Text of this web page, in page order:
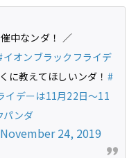
中なンダ！ ／
イオンブラックフライデ
に教えてほしいンダ！ #
イデーは11月22日〜11
パンダ
November 24, 2019